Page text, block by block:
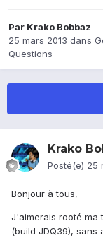
Par Krako Bobbaz
25 mars 2013 dans
Questions
Krako
Posté(e) 25
Bonjour à tous,
J'aimerais rooté ma
(build JDQ39),